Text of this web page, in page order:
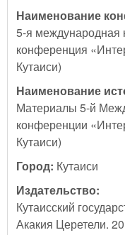
Наименование
5-я международная
конференция
Кутаиси)
Наименование
Материалы 5-й
конференции
Кутаиси)
Город: Кутаиси
Издательство:
Кутаисский
Акакия Церетели.